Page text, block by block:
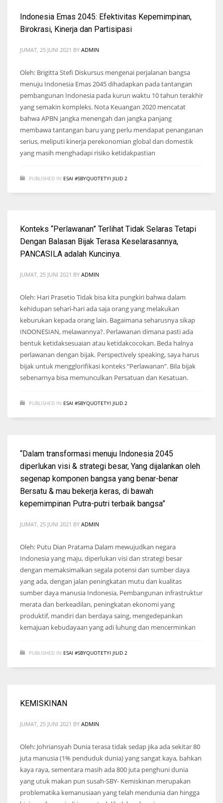
Indonesia Emas 2045: Efektivitas Kepemimpinan,
Birokrasi, Kinerja dan Partisipasi
JUMAT, 25 JUNI 2021 BY ADMIN
Oleh: Brigitta Stefi Diskursus mengenai perjalanan bangsa
menuju Indonesia Emas 2045 dihadapkan pada tantangan
pembangunan Indonesia pada kurun waktu 10 tahun terakhir
yang semakin kompleks. Nota Keuangan 2020 mencatat
bahwa APBN jangka menengah dan jangka panjang
membawa tantangan baru yang perlu mendapat penanganan
serius, meliputi kinerja perekonomian global dan domestik
yang masih menghadapi risiko ketidakpastian
PUBLISHED IN ESAI #SBYQUOTETYI JILID 2
Konteks “Perlawanan” Terlihat Tidak Selaras Tetapi
Dengan Balasan Bijak Terasa Keselarasannya,
PANCASILA adalah Kuncinya.
JUMAT, 25 JUNI 2021 BY ADMIN
Oleh: Hari Prasetio Tidak bisa kita pungkiri bahwa dalam
kehidupan sehari-hari ada saja orang yang melakukan
keburukan kepada orang lain. Bagaimana seharusnya sikap
INDONESIAN, melawannya?. Perlawanan dimana pasti ada
bentuk ketidaksesuaian atau ketidakcocokan. Beda halnya
perlawanan dengan bijak. Perspectively speaking, saya harus
bijak untuk mengglorifikasi konteks “Perlawanan”. Bila bijak
sebenarnya bisa memunculkan Persatuan dan Kesatuan.
PUBLISHED IN ESAI #SBYQUOTETYI JILID 2
“Dalam transformasi menuju Indonesia 2045
diperlukan visi & strategi besar, Yang dijalankan oleh
segenap komponen bangsa yang benar-benar
Bersatu & mau bekerja keras, di bawah
kepemimpinan Putra-putri terbaik bangsa”
JUMAT, 25 JUNI 2021 BY ADMIN
Oleh: Putu Dian Pratama Dalam mewujudkan negara
Indonesia yang maju, diperlukan visi dan strategi besar
dengan memaksimalkan segala potensi dan sumber daya
yang ada, dengan jalan peningkatan mutu dan kualitas
sumber daya manusia Indonesia, Pembangunan infrastruktur
merata dan berkeadilan, peningkatan ekonomi yang
produktif, mandiri dan berdaya saing, mengedepankan
kemajuan kebudayaan yang adi luhung dan mencerminkan
PUBLISHED IN ESAI #SBYQUOTETYI JILID 2
KEMISKINAN
JUMAT, 25 JUNI 2021 BY ADMIN
Oleh: Johriansyah Dunia terasa tidak sedap jika ada sekitar 80
juta manusia (1% penduduk dunia) yang sangat kaya, bahkan
kaya raya, sementara masih ada 800 juta penghuni dunia
yang utuk makan pun susah-SBY- Kemiskinan merupakan
problematika kemanusiaan yang telah mendunia dan hingga